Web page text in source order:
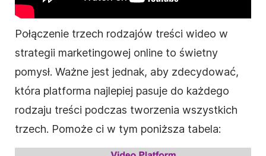
Połączenie trzech rodzajów treści wideo w
strategii marketingowej online to świetny
pomysł. Ważne jest jednak, aby zdecydować,
która platforma najlepiej pasuje do każdego
rodzaju treści podczas tworzenia wszystkich
trzech. Pomoże ci w tym poniższa tabela: